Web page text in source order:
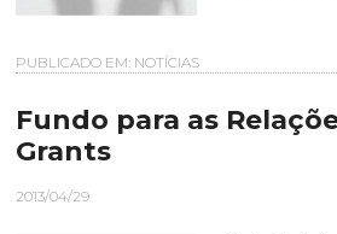
PUBLICADO EM: NOTÍCIAS
Fundo para as
Grants
2013/04/29